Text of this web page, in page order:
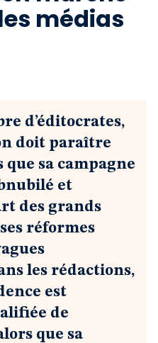
médias
d’éditocrates,
doit paraître
sa campagne
et
des grands
réformes
les rédactions,
est
de
que sa